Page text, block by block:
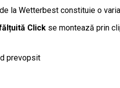
de la Wetterbest constituie o
Click se montează prin
prevopsit